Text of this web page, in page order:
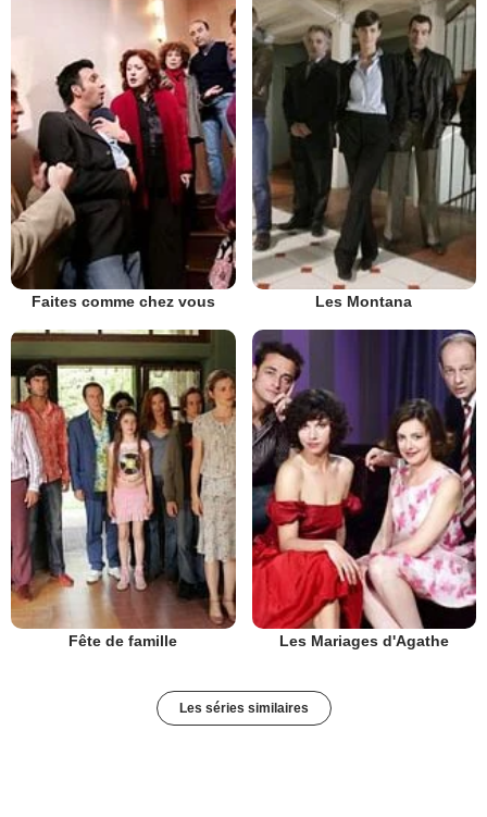
Faites comme chez vous Les Montana
Fête de famille Les Mariages d'Agathe
Les séries similaires